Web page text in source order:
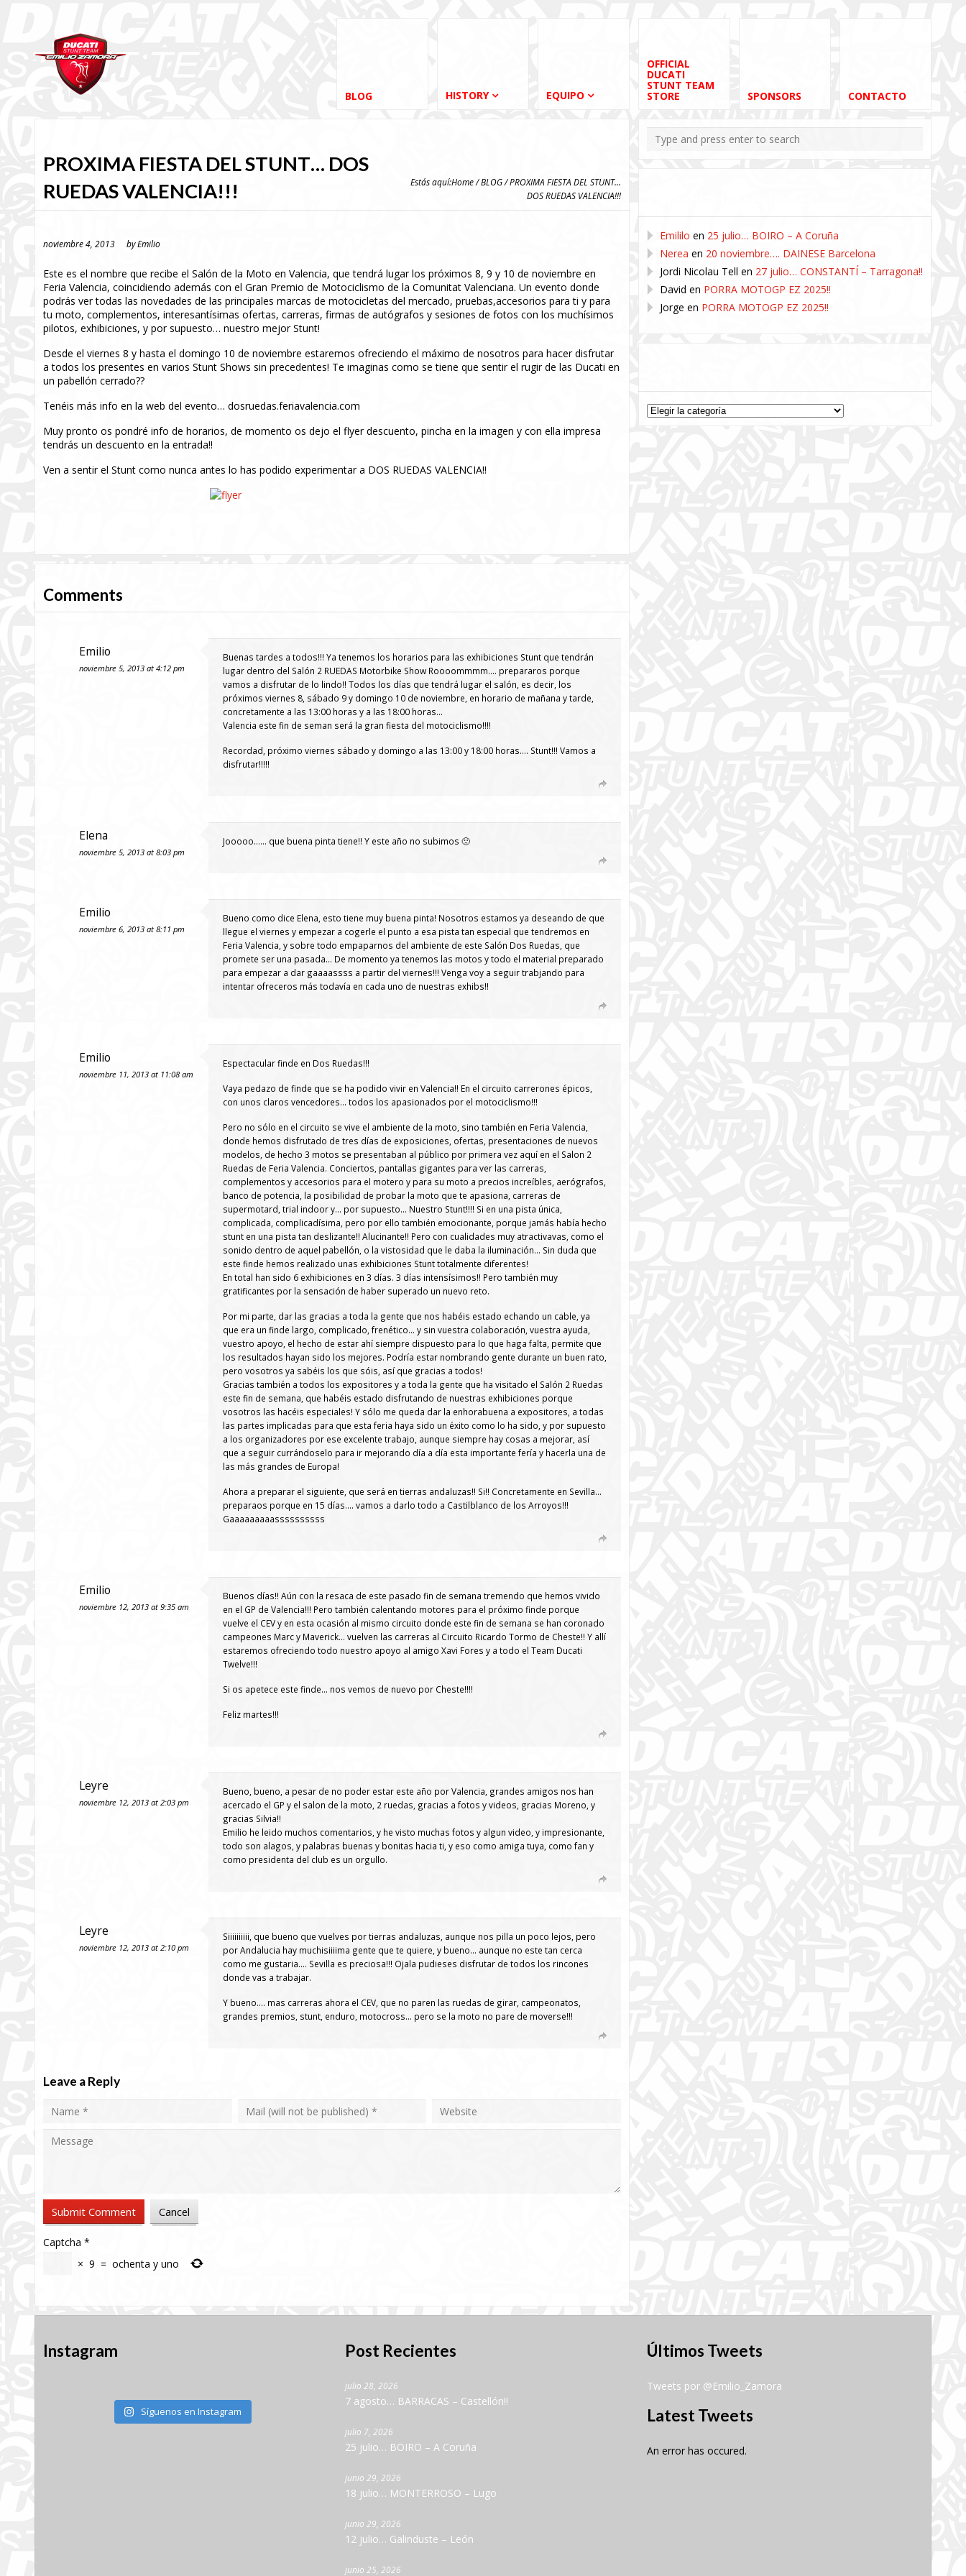
BLOG HISTORY EQUIPO
OFFICIAL
DUCATI
STUNT TEAM
STORE SPONSORS CONTACTO
PROXIMA FIESTA DEL STUNT… DOS
RUEDAS VALENCIA!!!
Estás aquí:Home/BLOG/ PROXIMA FIESTA DEL STUNT...
DOS RUEDAS VALENCIA!!!
noviembre 4, 2013 byEmilio
Este es el nombre que recibe el Salón de la Moto en Valencia, que tendrá lugar los próximos 8, 9 y 10 de noviembre en
Feria Valencia, coincidiendo además con el Gran Premio de Motociclismo de la Comunitat Valenciana. Un evento donde
podrás ver todas las novedades de las principales marcas de motocicletas del mercado, pruebas,accesorios para ti y para
tu moto, complementos, interesantísimas ofertas, carreras, firmas de autógrafos y sesiones de fotos con los muchísimos
pilotos, exhibiciones, y por supuesto… nuestro mejor Stunt!
Desde el viernes 8 y hasta el domingo 10 de noviembre estaremos ofreciendo el máximo de nosotros para hacer disfrutar
a todos los presentes en varios Stunt Shows sin precedentes! Te imaginas como se tiene que sentir el rugir de las Ducati en
un pabellón cerrado??
Tenéis más info en la web del evento… dosruedas.feriavalencia.com
Muy pronto os pondré info de horarios, de momento os dejo el flyer descuento, pincha en la imagen y con ella impresa
tendrás un descuento en la entrada!!
Ven a sentir el Stunt como nunca antes lo has podido experimentar a DOS RUEDAS VALENCIA!!
Comments
Emilio
noviembre 5, 2013 at 4:12 pm
Buenas tardes a todos!!! Ya tenemos los horarios para las exhibiciones Stunt que tendrán
lugar dentro del Salón 2 RUEDAS Motorbike Show Roooommmm…. prepararos porque
vamos a disfrutar de lo lindo!! Todos los días que tendrá lugar el salón, es decir, los
próximos viernes 8, sábado 9 y domingo 10 de noviembre, en horario de mañana y tarde,
concretamente a las 13:00 horas y a las 18:00 horas…
Valencia este fin de seman será la gran fiesta del motociclismo!!!!
Recordad, próximo viernes sábado y domingo a las 13:00 y 18:00 horas…. Stunt!!! Vamos a
disfrutar!!!!!
Elena
noviembre 5, 2013 at 8:03 pm
Jooooo…… que buena pinta tiene!! Y este año no subimos 🙁
Emilio
noviembre 6, 2013 at 8:11 pm
Bueno como dice Elena, esto tiene muy buena pinta! Nosotros estamos ya deseando de que
llegue el viernes y empezar a cogerle el punto a esa pista tan especial que tendremos en
Feria Valencia, y sobre todo empaparnos del ambiente de este Salón Dos Ruedas, que
promete ser una pasada… De momento ya tenemos las motos y todo el material preparado
para empezar a dar gaaaassss a partir del viernes!!! Venga voy a seguir trabjando para
intentar ofreceros más todavía en cada uno de nuestras exhibs!!
Emilio
noviembre 11, 2013 at 11:08 am
Espectacular finde en Dos Ruedas!!!
Vaya pedazo de finde que se ha podido vivir en Valencia!! En el circuito carrerones épicos,
con unos claros vencedores… todos los apasionados por el motociclismo!!!
Pero no sólo en el circuito se vive el ambiente de la moto, sino también en Feria Valencia,
donde hemos disfrutado de tres días de exposiciones, ofertas, presentaciones de nuevos
modelos, de hecho 3 motos se presentaban al público por primera vez aquí en el Salon 2
Ruedas de Feria Valencia. Conciertos, pantallas gigantes para ver las carreras,
complementos y accesorios para el motero y para su moto a precios increíbles, aerógrafos,
banco de potencia, la posibilidad de probar la moto que te apasiona, carreras de
supermotard, trial indoor y… por supuesto… Nuestro Stunt!!!! Si en una pista única,
complicada, complicadísima, pero por ello también emocionante, porque jamás había hecho
stunt en una pista tan deslizante!! Alucinante!! Pero con cualidades muy atractivavas, como el
sonido dentro de aquel pabellón, o la vistosidad que le daba la iluminación… Sin duda que
este finde hemos realizado unas exhibiciones Stunt totalmente diferentes!
En total han sido 6 exhibiciones en 3 días. 3 días intensísimos!! Pero también muy
gratificantes por la sensación de haber superado un nuevo reto.
Por mi parte, dar las gracias a toda la gente que nos habéis estado echando un cable, ya
que era un finde largo, complicado, frenético… y sin vuestra colaboración, vuestra ayuda,
vuestro apoyo, el hecho de estar ahí siempre dispuesto para lo que haga falta, permite que
los resultados hayan sido los mejores. Podría estar nombrando gente durante un buen rato,
pero vosotros ya sabéis los que sóis, así que gracias a todos!
Gracias también a todos los expositores y a toda la gente que ha visitado el Salón 2 Ruedas
este fin de semana, que habéis estado disfrutando de nuestras exhibiciones porque
vosotros las hacéis especiales! Y sólo me queda dar la enhorabuena a expositores, a todas
las partes implicadas para que esta feria haya sido un éxito como lo ha sido, y por supuesto
a los organizadores por ese excelente trabajo, aunque siempre hay cosas a mejorar, así
que a seguir currándoselo para ir mejorando día a día esta importante fería y hacerla una de
las más grandes de Europa!
Ahora a preparar el siguiente, que será en tierras andaluzas!! Si!! Concretamente en Sevilla…
preparaos porque en 15 días…. vamos a darlo todo a Castilblanco de los Arroyos!!!
Gaaaaaaaaassssssssss
Emilio
noviembre 12, 2013 at 9:35 am
Buenos días!! Aún con la resaca de este pasado fin de semana tremendo que hemos vivido
en el GP de Valencia!!! Pero también calentando motores para el próximo finde porque
vuelve el CEV y en esta ocasión al mismo circuito donde este fin de semana se han coronado
campeones Marc y Maverick… vuelven las carreras al Circuito Ricardo Tormo de Cheste!! Y allí
estaremos ofreciendo todo nuestro apoyo al amigo Xavi Fores y a todo el Team Ducati
Twelve!!!
Si os apetece este finde… nos vemos de nuevo por Cheste!!!!
Feliz martes!!!
Leyre
noviembre 12, 2013 at 2:03 pm
Bueno, bueno, a pesar de no poder estar este año por Valencia, grandes amigos nos han
acercado el GP y el salon de la moto, 2 ruedas, gracias a fotos y videos, gracias Moreno, y
gracias Silvia!!
Emilio he leido muchos comentarios, y he visto muchas fotos y algun video, y impresionante,
todo son alagos, y palabras buenas y bonitas hacia ti, y eso como amiga tuya, como fan y
como presidenta del club es un orgullo.
Leyre
noviembre 12, 2013 at 2:10 pm
Siiiiiiiiii, que bueno que vuelves por tierras andaluzas, aunque nos pilla un poco lejos, pero
por Andalucia hay muchisiiiima gente que te quiere, y bueno… aunque no este tan cerca
como me gustaria…. Sevilla es preciosa!!! Ojala pudieses disfrutar de todos los rincones
donde vas a trabajar.
Y bueno…. mas carreras ahora el CEV, que no paren las ruedas de girar, campeonatos,
grandes premios, stunt, enduro, motocross… pero se la moto no pare de moverse!!!
Leave a Reply
Captcha *
× 9 = ochenta y uno
Emililo en 25 julio… BOIRO – A Coruña
Nerea en 20 noviembre…. DAINESE Barcelona
Jordi Nicolau Tell en 27 julio… CONSTANTÍ – Tarragona!!
David en PORRA MOTOGP EZ 2025!!
Jorge en PORRA MOTOGP EZ 2025!!
Categorías
Instagram
Síguenos en Instagram
Post Recientes
julio 28, 2026
7 agosto… BARRACAS – Castellón!!
julio 7, 2026
25 julio… BOIRO – A Coruña
junio 29, 2026
18 julio… MONTERROSO – Lugo
junio 29, 2026
12 julio… Galinduste – León
junio 25, 2026
Últimos Tweets
Tweets por @Emilio_Zamora
Latest Tweets
An error has occured.